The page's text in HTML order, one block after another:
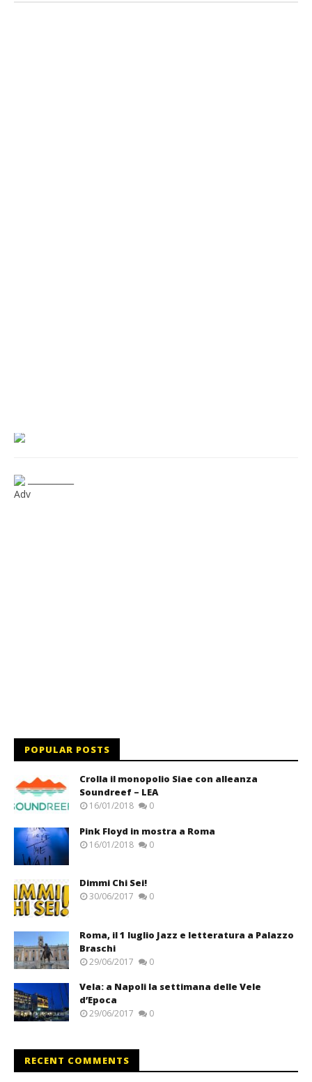
Adv
POPULAR POSTS
Crolla il monopolio Siae con alleanza
Soundreef – LEA
16/01/2018 0
Pink Floyd in mostra a Roma
16/01/2018 0
Dimmi Chi Sei!
30/06/2017 0
Roma, il 1 luglio Jazz e letteratura a Palazzo
Braschi
29/06/2017 0
Vela: a Napoli la settimana delle Vele
d’Epoca
29/06/2017 0
RECENT COMMENTS